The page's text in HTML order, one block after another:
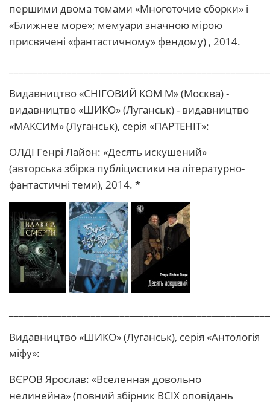
першими двома томами «Многоточие сборки» і
«Ближнее море»; мемуари значною мірою
присвячені «фантастичному» фендому) , 2014.
Видавництво «СНІГОВИЙ КОМ М» (Москва) -
видавництво «ШИКО» (Луганськ) - видавництво
«МАКСИМ» (Луганськ), серія «ПАРТЕНІТ»:
ОЛДІ Генрі Лайон: «Десять искушений»
(авторська збірка публіцистики на літературно-
фантастичні теми), 2014. *
Видавництво «ШИКО» (Луганськ), серія «Антологія
міфу»:
ВЄРОВ Ярослав: «Вселенная довольно
нелинейна» (повний збірник ВСІХ оповідань